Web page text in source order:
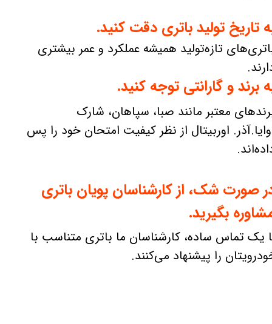
تازه‌تولید همیشه عملکرد و عمر بیشتری
یک تماس ساده، کارشناسان ما باتری متناسب با
را پیشنهاد می‌کنند.
معتبر مانند صبا، سپاهان، شارک
اوربیتال از نظر کیفیت امتحان خود را پس
تاریخ تولید باتری دقت کنید.
صورت شک، از کارشناسان پویان باتری
بگیرید.
برند و گارانتی توجه کنید.